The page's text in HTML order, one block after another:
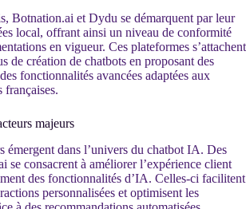
Botnation.ai et Dydu se démarquent par leur
local, offrant ainsi un niveau de conformité
en vigueur. Ces plateformes s’attachent
de création de chatbots en proposant des
fonctionnalités avancées adaptées aux
françaises.
majeurs
émergent dans l’univers du chatbot IA. Des
se consacrent à améliorer l’expérience client
des fonctionnalités d’IA. Celles-ci facilitent
personnalisées et optimisent les